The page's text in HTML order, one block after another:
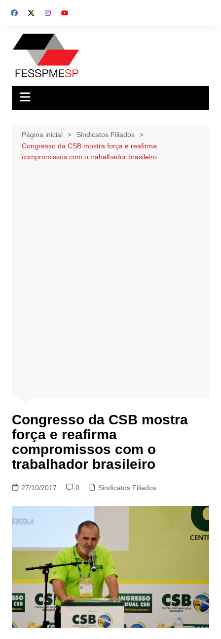
para
conteúdo
Página inicial
Sindicatos Filiados
Congresso da CSB mostra força e reafirma
compromissos com o trabalhador brasileiro
Congresso da CSB mostra
força e reafirma
compromissos com o
trabalhador brasileiro
27/10/2017 0 Sindicatos Filiados